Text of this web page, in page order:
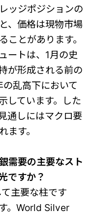
ッジポジションの
、価格は現物市場
ことがあります。
ートは、1月の史
が形成される前の
乱高下において
しています。した
通しにはマクロ要
ます。
需要の主要なスト
ですか？
主要な柱です
。World Silver